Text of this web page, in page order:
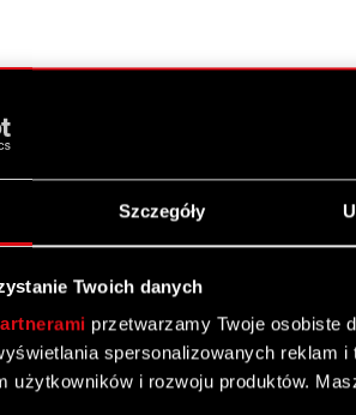
Szczegóły
Twoich danych
przetwarzamy Twoje osobiste
spersonalizowanych reklam
użytkowników i rozwoju produktów.
obrad Nadzwyczajnego Walnego
2016 roku.
akcjonariusza Spółki